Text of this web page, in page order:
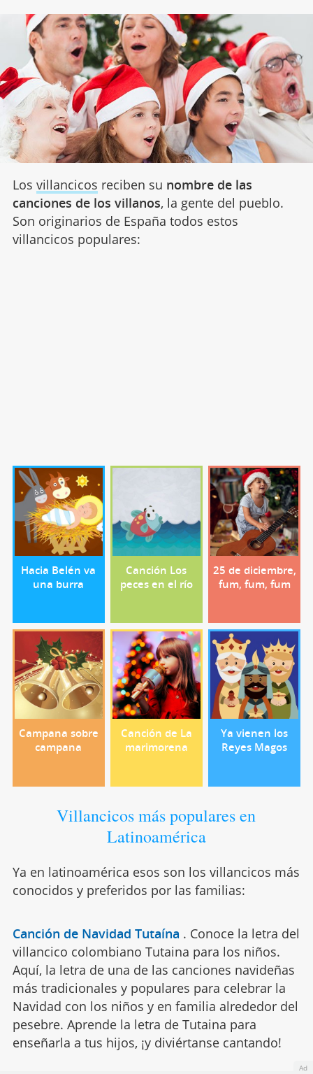
Los villancicos reciben su nombre de las
canciones de los villanos, la gente del pueblo.
Son originarios de España todos estos
villancicos populares:
Hacia Belén va
una burra
Canción Los
peces en el río
25 de diciembre,
fum, fum, fum
Campana sobre
campana
Canción de La
marimorena
Ya vienen los
Reyes Magos
Villancicos más populares en
Latinoamérica
Ya en latinoamérica esos son los villancicos más
conocidos y preferidos por las familias:
Canción de Navidad Tutaína . Conoce la letra del
villancico colombiano Tutaina para los niños.
Aquí, la letra de una de las canciones navideñas
más tradicionales y populares para celebrar la
Navidad con los niños y en familia alrededor del
pesebre. Aprende la letra de Tutaina para
enseñarla a tus hijos, ¡y diviértanse cantando!
Ad